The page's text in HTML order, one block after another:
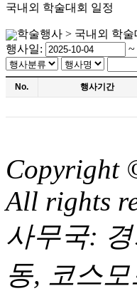
국내외 학술대회 일정
학술행사 > 국내외 학술
행사일:
~
No.
행사기간
Copyright
All rights
사무국:
동, 코스